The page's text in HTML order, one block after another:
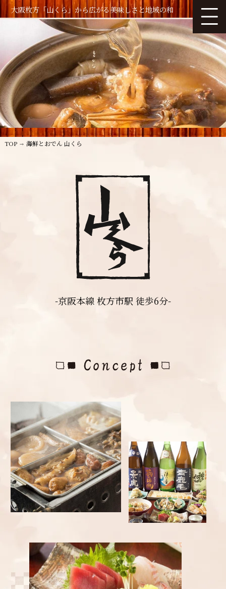
大阪枚方「山くら」から広がる美味しさと地域の和
TOP 海鮮とおでん 山くら
-京阪本線 枚方市駅 徒歩6分-